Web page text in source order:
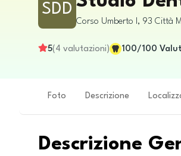
SDD
Corso Umberto I, 93 Città
5( 4 valutazioni) 100/100
Foto Descrizione
Descrizione